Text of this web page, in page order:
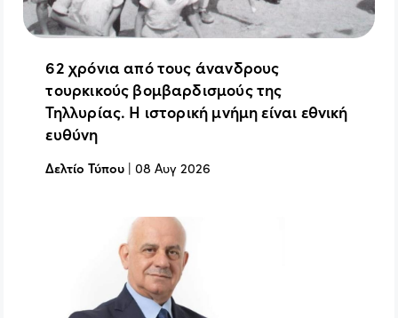
62 χρόνια από τους άνανδρους
τουρκικούς βομβαρδισμούς της
Τηλλυρίας. Η ιστορική μνήμη είναι εθνική
ευθύνη
Δελτίο Τύπου |08 Αυγ 2026